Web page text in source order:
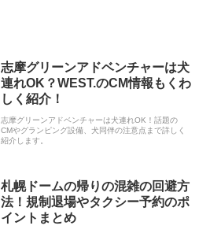
志摩グリーンアドベンチャーは犬
連れOK？WEST.のCM情報もくわ
しく紹介！
志摩グリーンアドベンチャーは犬連れOK！話題の
CMやグランピング設備、犬同伴の注意点まで詳しく
紹介します。
札幌ドームの帰りの混雑の回避方
法！規制退場やタクシー予約のポ
イントまとめ